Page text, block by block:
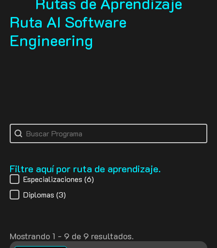
Ruta AI Software
Engineering
buscar producto
Search content
Filtre aquí por ruta de aprendizaje.
filtro categorias productos
Especializaciones (6)
Diplomas (3)
Mostrando 1 - 9 de 9 resultados.